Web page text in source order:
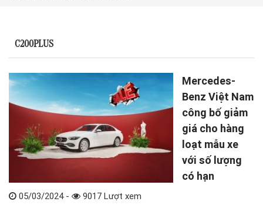
C200PLUS
Mercedes-
Benz Việt Nam
công bố giảm
giá cho hàng
loạt mẫu xe
với số lượng
có hạn
05/03/2024 -
9017 Lượt xem